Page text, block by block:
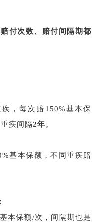
付次数、赔付间隔期都
，每次赔150%基本保
疾间隔2年。
基本保额，不同重疾赔
本保额/次，间隔期也是